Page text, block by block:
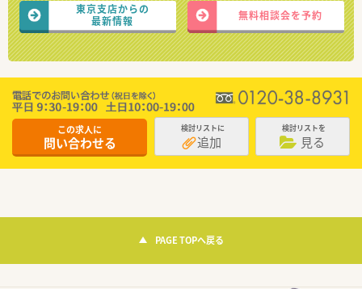
東京支店からの
最新情報
無料相談会を予約
この求人に
問い合わせる
検討リストに
追加
検討リストを
見る
PAGE TOPへ戻る